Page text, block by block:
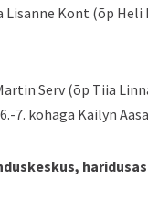
Lisanne Kont (õp
Serv (õp Tiia
7. kohaga Kailyn